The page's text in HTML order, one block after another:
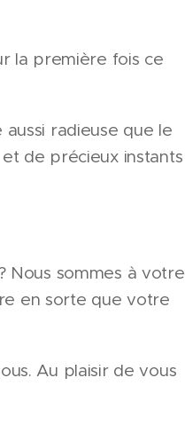
la première fois ce
radieuse que le
de précieux instants
Nous sommes à votre
en sorte que votre
Au plaisir de vous